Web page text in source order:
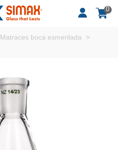
0
Matraces boca esmerilada
>